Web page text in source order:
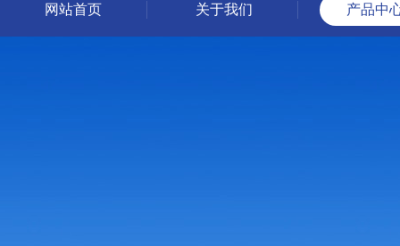
网站首页 关于我们 产品中